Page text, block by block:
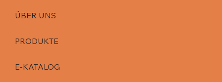
ÜBER UNS
PRODUKTE
E-KATALOG